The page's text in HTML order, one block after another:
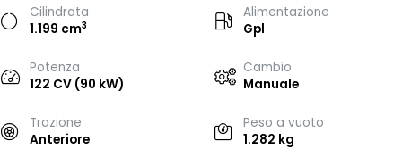
Cilindrata
1.199 cm3
Alimentazione
Gpl
Potenza
122 CV (90 kW)
Cambio
Manuale
Trazione
Anteriore
Peso a vuoto
1.282 kg